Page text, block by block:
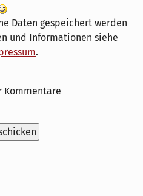
Daten gespeichert werden
und Informationen siehe
.
Kommentare